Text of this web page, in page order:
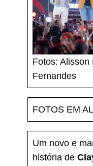
Fotos: Alisson
Fernandes
FOTOS EM
Um novo e
história de